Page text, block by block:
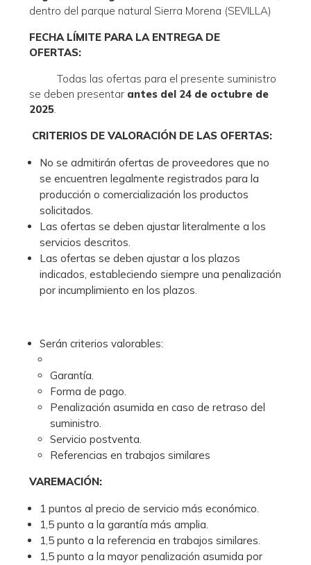
dentro del parque natural Sierra Morena (SEVILLA)
FECHA LÍMITE PARA LA ENTREGA DE
OFERTAS:
Todas las ofertas para el presente suministro
se deben presentar antes del 24 de octubre de
2025.
CRITERIOS DE VALORACIÓN DE LAS OFERTAS:
No se admitirán ofertas de proveedores que no
se encuentren legalmente registrados para la
producción o comercialización los productos
solicitados.
Las ofertas se deben ajustar literalmente a los
servicios descritos.
Las ofertas se deben ajustar a los plazos
indicados, estableciendo siempre una penalización
por incumplimiento en los plazos.
Serán criterios valorables:
Garantía.
Forma de pago.
Penalización asumida en caso de retraso del
suministro.
Servicio postventa.
Referencias en trabajos similares
VAREMACIÓN:
1 puntos al precio de servicio más económico.
1,5 punto a la garantía más amplia.
1,5 punto a la referencia en trabajos similares.
1,5 punto a la mayor penalización asumida por